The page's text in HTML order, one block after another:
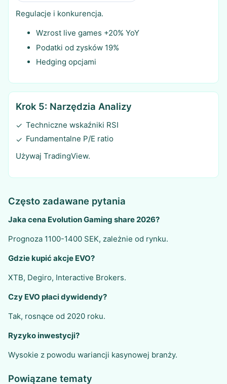
Regulacje i konkurencja.
Wzrost live games +20% YoY
Podatki od zysków 19%
Hedging opcjami
Krok 5: Narzędzia Analizy
✓ Techniczne wskaźniki RSI
✓ Fundamentalne P/E ratio
Używaj TradingView.
Często zadawane pytania
Jaka cena Evolution Gaming share 2026?
Prognoza 1100-1400 SEK, zależnie od rynku.
Gdzie kupić akcje EVO?
XTB, Degiro, Interactive Brokers.
Czy EVO płaci dywidendy?
Tak, rosnące od 2020 roku.
Ryzyko inwestycji?
Wysokie z powodu wariancji kasynowej branży.
Powiązane tematy